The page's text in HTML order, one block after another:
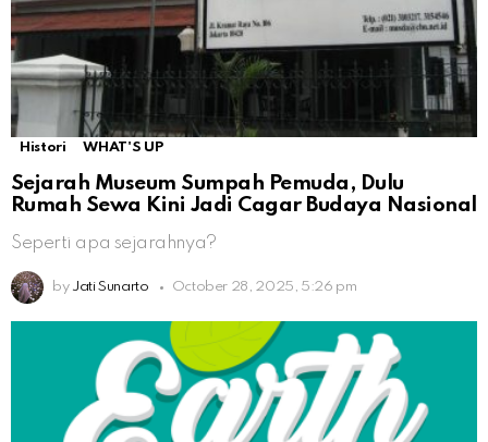
Histori WHAT'S UP
Sejarah Museum Sumpah Pemuda, Dulu
Rumah Sewa Kini Jadi Cagar Budaya Nasional
Seperti apa sejarahnya?
by Jati Sunarto October 28, 2025, 5:26 pm